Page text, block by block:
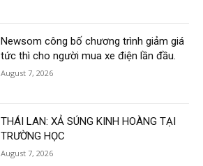
Newsom công bố chương trình giảm giá
tức thì cho người mua xe điện lần đầu.
August 7, 2026
THÁI LAN: XẢ SÚNG KINH HOÀNG TẠI
TRƯỜNG HỌC
August 7, 2026